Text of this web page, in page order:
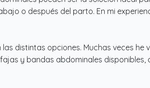
o después del parto. En mi
distintas opciones. Muchas veces he
y bandas abdominales